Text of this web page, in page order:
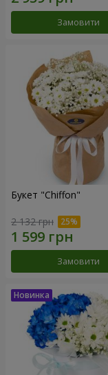
Замовити
Букет "Chiffon"
2 132 грн
Замовити